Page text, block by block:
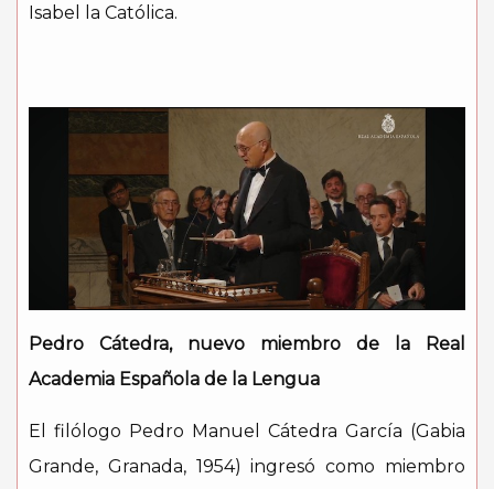
Isabel la Católica.
Pedro Cátedra, nuevo miembro de la Real
Academia Española de la Lengua
El filólogo Pedro Manuel Cátedra García (Gabia
Grande, Granada, 1954) ingresó como miembro